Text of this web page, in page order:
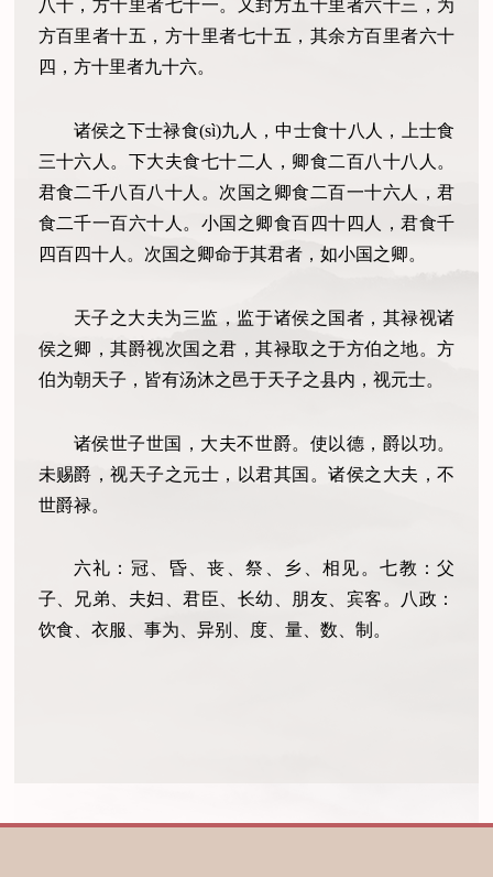
八十，方十里者七十一。又封方五十里者六十三，为
方百里者十五，方十里者七十五，其余方百里者六十
四，方十里者九十六。
诸侯之下士禄食(sì)九人，中士食十八人，上士食
三十六人。下大夫食七十二人，卿食二百八十八人。
君食二千八百八十人。次国之卿食二百一十六人，君
食二千一百六十人。小国之卿食百四十四人，君食千
四百四十人。次国之卿命于其君者，如小国之卿。
天子之大夫为三监，监于诸侯之国者，其禄视诸
侯之卿，其爵视次国之君，其禄取之于方伯之地。方
伯为朝天子，皆有汤沐之邑于天子之县内，视元士。
诸侯世子世国，大夫不世爵。使以德，爵以功。
未赐爵，视天子之元士，以君其国。诸侯之大夫，不
世爵禄。
六礼：冠、昏、丧、祭、乡、相见。七教：父
子、兄弟、夫妇、君臣、长幼、朋友、宾客。八政：
饮食、衣服、事为、异别、度、量、数、制。